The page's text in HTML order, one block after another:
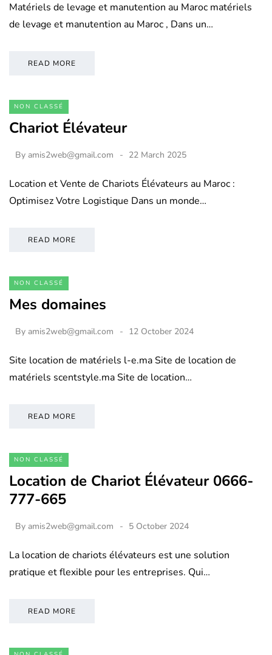
Matériels de levage et manutention au Maroc matériels
de levage et manutention au Maroc , Dans un…
READ MORE
NON CLASSÉ
Chariot Élévateur
By amis2web@gmail.com 22 March 2025
Location et Vente de Chariots Élévateurs au Maroc :
Optimisez Votre Logistique Dans un monde…
READ MORE
NON CLASSÉ
Mes domaines
By amis2web@gmail.com 12 October 2024
Site location de matériels l-e.ma Site de location de
matériels scentstyle.ma Site de location…
READ MORE
NON CLASSÉ
Location de Chariot Élévateur 0666-
777-665
By amis2web@gmail.com 5 October 2024
La location de chariots élévateurs est une solution
pratique et flexible pour les entreprises. Qui…
READ MORE